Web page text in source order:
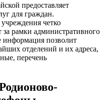
предоставляет
для граждан.
учреждения четко
за рамки административного
информация позволит
отделений и их адреса,
перечень